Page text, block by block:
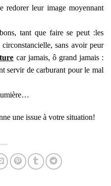
redorer leur image moyennant
tant que faire se peut :les
sans avoir peur
car jamais, ô grand jamais :
servir de carburant pour le mal
une issue à votre situation!